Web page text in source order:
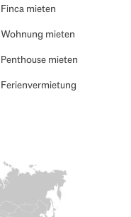
Finca mieten
Wohnung mieten
Penthouse mieten
Ferienvermietung